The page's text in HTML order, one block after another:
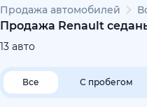
Продажа автомобилей
Продажа Renault
13 авто
Все С пробегом